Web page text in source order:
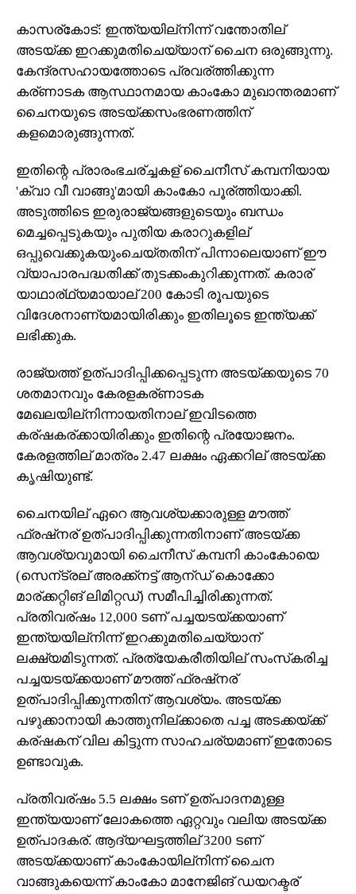
കാസര്‌കോട്: ഇന്ത്യയില്‌നിന്ന് വന്തോതില്
അടയ്ക്ക ഇറക്കുമതിചെയ്യാന് ചൈന ഒരുങ്ങുന്നു.
കേന്ദ്രസഹായത്തോടെ പ്രവര്ത്തിക്കുന്ന
കര്ണാടക ആസ്ഥാനമായ കാംകോ മുഖാന്തരമാണ്
ചൈനയുടെ അടയ്ക്കസംഭരണത്തിന്
കളമൊരുങ്ങുന്നത്.
ഇതിന്റെ പ്രാരംഭചര്ച്ചകള് ചൈനീസ് കമ്പനിയായ
'ക്വാ വീ വാങ്ങു'മായി കാംകോ പൂര്ത്തിയാക്കി.
അടുത്തിടെ ഇരുരാജ്യങ്ങളുടെയും ബന്ധം
മെച്ചപ്പെടുകയും പുതിയ കരാറുകളില്
ഒപ്പുവെക്കുകയുംചെയ്തതിന് പിന്നാലെയാണ് ഈ
വ്യാപാരപദ്ധതിക്ക് തുടക്കംകുറിക്കുന്നത്. കരാര്
യാഥാര്ഥ്യമായാല് 200 കോടി രൂപയുടെ
വിദേശനാണ്യമായിരിക്കും ഇതിലൂടെ ഇന്ത്യക്ക്
ലഭിക്കുക.
രാജ്യത്ത് ഉത്പാദിപ്പിക്കപ്പെടുന്ന അടയ്ക്കയുടെ 70
ശതമാനവും കേരളകര്ണാടക
മേഖലയില്‌നിന്നായതിനാല് ഇവിടത്തെ
കര്ഷകര്ക്കായിരിക്കും ഇതിന്റെ പ്രയോജനം.
കേരളത്തില് മാത്രം 2.47 ലക്ഷം ഏക്കറില് അടയ്ക്ക
കൃഷിയുണ്ട്.
ചൈനയില് ഏറെ ആവശ്യക്കാരുള്ള മൗത്ത്
ഫ്രഷ്‌നര് ഉത്പാദിപ്പിക്കുന്നതിനാണ് അടയ്ക്ക
ആവശ്യവുമായി ചൈനീസ് കമ്പനി കാംകോയെ
(സെന്ട്രല് അരക്ക്‌നട്ട് ആന്ഡ് കൊക്കോ
മാര്ക്കറ്റിങ് ലിമിറ്റഡ്) സമീപിച്ചിരിക്കുന്നത്.
പ്രതിവര്ഷം 12,000 ടണ് പച്ചയടയ്ക്കയാണ്
ഇന്ത്യയില്‌നിന്ന് ഇറക്കുമതിചെയ്യാന്
ലക്ഷ്യമിടുന്നത്. പ്രത്യേകരീതിയില് സംസ്‌കരിച്ച
പച്ചയടയ്ക്കയാണ് മൗത്ത് ഫ്രഷ്‌നര്
ഉത്പാദിപ്പിക്കുന്നതിന് ആവശ്യം. അടയ്ക്ക
പഴുക്കാനായി കാത്തുനില്ക്കാതെ പച്ച അടക്കയ്ക്ക്
കര്ഷകന് വില കിട്ടുന്ന സാഹചര്യമാണ് ഇതോടെ
ഉണ്ടാവുക.
പ്രതിവര്ഷം 5.5 ലക്ഷം ടണ് ഉത്പാദനമുള്ള
ഇന്ത്യയാണ് ലോകത്തെ ഏറ്റവും വലിയ അടയ്ക്ക
ഉത്പാദകര്. ആദ്യഘട്ടത്തില് 3200 ടണ്
അടയ്ക്കയാണ് കാംകോയില്‌നിന്ന് ചൈന
വാങ്ങുകയെന്ന് കാംകോ മാനേജിങ് ഡയറക്ടര്